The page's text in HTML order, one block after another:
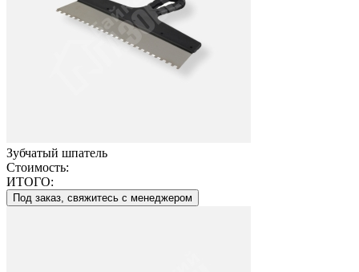
Зубчатый шпатель
Стоимость:
ИТОГО:
Под заказ, свяжитесь с менеджером